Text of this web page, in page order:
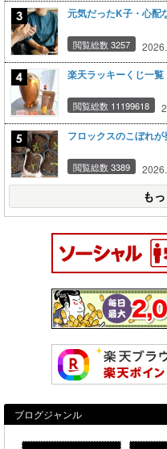
元気だったK子・心配
閲覧総数 3257
楽天ラッキーくじ一覧
閲覧総数 11199618
フロックスのこぼれが
閲覧総数 3389
も
ブログジャンル